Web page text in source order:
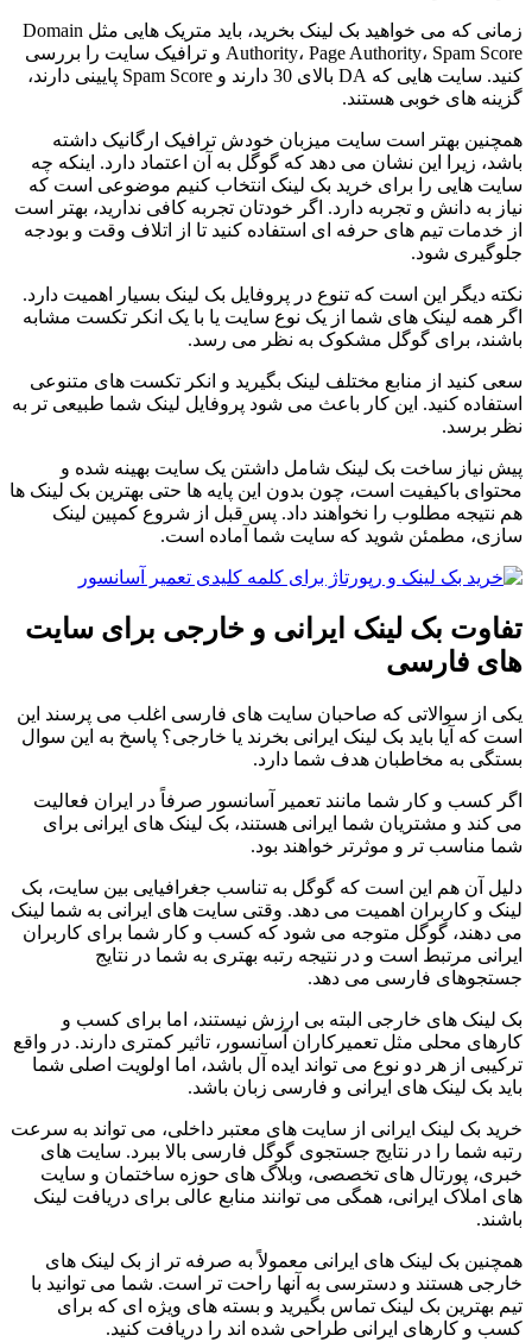
زمانی که می خواهید بک لینک بخرید، باید متریک هایی مثل Domain
Authority، Page Authority، Spam Score و ترافیک سایت را بررسی
کنید. سایت هایی که DA بالای 30 دارند و Spam Score پایینی دارند،
گزینه های خوبی هستند.
همچنین بهتر است سایت میزبان خودش ترافیک ارگانیک داشته
باشد، زیرا این نشان می دهد که گوگل به آن اعتماد دارد. اینکه چه
سایت هایی را برای خرید بک لینک انتخاب کنیم موضوعی است که
نیاز به دانش و تجربه دارد. اگر خودتان تجربه کافی ندارید، بهتر است
از خدمات تیم های حرفه ای استفاده کنید تا از اتلاف وقت و بودجه
جلوگیری شود.
نکته دیگر این است که تنوع در پروفایل بک لینک بسیار اهمیت دارد.
اگر همه لینک های شما از یک نوع سایت یا با یک انکر تکست مشابه
باشند، برای گوگل مشکوک به نظر می رسد.
سعی کنید از منابع مختلف لینک بگیرید و انکر تکست های متنوعی
استفاده کنید. این کار باعث می شود پروفایل لینک شما طبیعی تر به
نظر برسد.
پیش نیاز ساخت بک لینک شامل داشتن یک سایت بهینه شده و
محتوای باکیفیت است، چون بدون این پایه ها حتی بهترین بک لینک ها
هم نتیجه مطلوب را نخواهند داد. پس قبل از شروع کمپین لینک
سازی، مطمئن شوید که سایت شما آماده است.
تفاوت بک لینک ایرانی و خارجی برای سایت
های فارسی
یکی از سوالاتی که صاحبان سایت های فارسی اغلب می پرسند این
است که آیا باید بک لینک ایرانی بخرند یا خارجی؟ پاسخ به این سوال
بستگی به مخاطبان هدف شما دارد.
اگر کسب و کار شما مانند تعمیر آسانسور صرفاً در ایران فعالیت
می کند و مشتریان شما ایرانی هستند، بک لینک های ایرانی برای
شما مناسب تر و موثرتر خواهند بود.
دلیل آن هم این است که گوگل به تناسب جغرافیایی بین سایت، بک
لینک و کاربران اهمیت می دهد. وقتی سایت های ایرانی به شما لینک
می دهند، گوگل متوجه می شود که کسب و کار شما برای کاربران
ایرانی مرتبط است و در نتیجه رتبه بهتری به شما در نتایج
جستجوهای فارسی می دهد.
بک لینک های خارجی البته بی ارزش نیستند، اما برای کسب و
کارهای محلی مثل تعمیرکاران آسانسور، تاثیر کمتری دارند. در واقع
ترکیبی از هر دو نوع می تواند ایده آل باشد، اما اولویت اصلی شما
باید بک لینک های ایرانی و فارسی زبان باشد.
خرید بک لینک ایرانی از سایت های معتبر داخلی، می تواند به سرعت
رتبه شما را در نتایج جستجوی گوگل فارسی بالا ببرد. سایت های
خبری، پورتال های تخصصی، وبلاگ های حوزه ساختمان و سایت
های املاک ایرانی، همگی می توانند منابع عالی برای دریافت لینک
باشند.
همچنین بک لینک های ایرانی معمولاً به صرفه تر از بک لینک های
خارجی هستند و دسترسی به آنها راحت تر است. شما می توانید با
تیم بهترین بک لینک تماس بگیرید و بسته های ویژه ای که برای
کسب و کارهای ایرانی طراحی شده اند را دریافت کنید.